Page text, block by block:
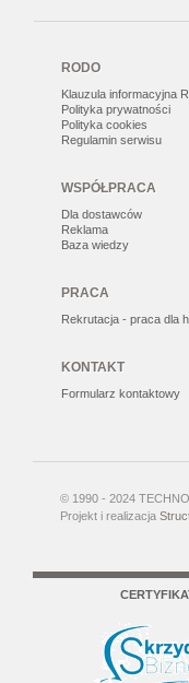
RODO
Klauzula informacyjna
Polityka prywatności
Polityka cookies
Regulamin serwisu
WSPÓŁPRACA
Dla dostawców
Reklama
Baza wiedzy
PRACA
Rekrutacja - praca dla
KONTAKT
Formularz kontaktowy
© 1990 - 2024
Projekt i realizacja